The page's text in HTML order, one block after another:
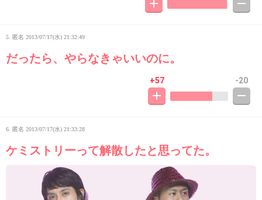
5. 匿名 2013/07/17(水) 21:32:49
だったら、やらなきゃいいのに。
+57 -20
6. 匿名 2013/07/17(水) 21:33:28
ケミストリーって解散したと思ってた。